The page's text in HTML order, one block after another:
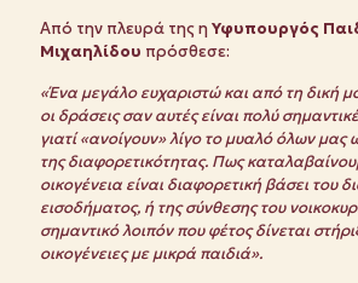
Από την πλευρά της ηΥφυπουργός
Μιχαηλίδου πρόσθεσε:
«Ένα μεγάλο ευχαριστώ και από τη δική
οι δράσεις σαν αυτές είναι πολύ
γιατί «ανοίγουν» λίγο το μυαλό όλων μας
της διαφορετικότητας. Πως
οικογένεια είναι διαφορετική βάσει του
εισοδήματος, ή της σύνθεσης του
σημαντικό λοιπόν που φέτος δίνεται
οικογένειες με μικρά παιδιά».